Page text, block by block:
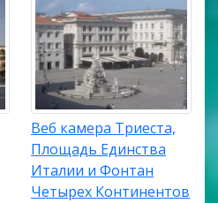
Веб камера Триеста,
Площадь Единства
Италии и Фонтан
Четырех Континентов